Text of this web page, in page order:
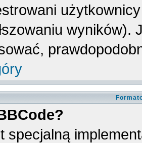
wyników).
specjalną